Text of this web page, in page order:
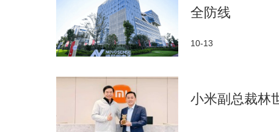
GPU负载，显著延长了游戏续航。
骁龙不仅在手机领域取得了显著成就，还将
打造的各类智能终端，今年更是展出了超过百款
十大品类。骁龙早已不再是单纯的“手机芯”，而
在骁龙主题馆中，XR体验区是人气最高的
迎来了全面升级。观众们可以戴上搭载第二代骁
全防线
10-13
小米副总裁林